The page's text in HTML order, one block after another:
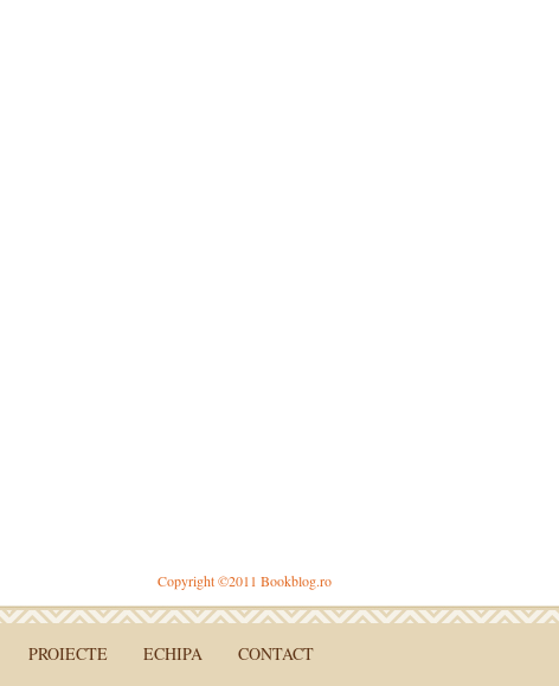
Copyright ©2011 Bookblog.ro
PROIECTE ECHIPA CONTACT